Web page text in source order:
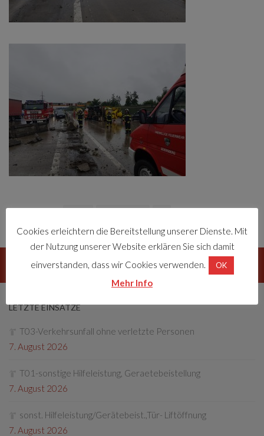
FOLGEN:
LETZTE EINSÄTZE
T03-Verkehrsunfall ohne verletzte Personen
7. August 2026
T01-sonstige Hilfeleistung, Geraetebeistellung
7. August 2026
sonst. Hilfeleistung/Gerätebeist.,Tür- Liftöffnung
7. August 2026
Cookies erleichtern die Bereitstellung unserer Dienste. Mit
der Nutzung unserer Website erklären Sie sich damit
einverstanden, dass wir Cookies verwenden.
OK
Mehr Info